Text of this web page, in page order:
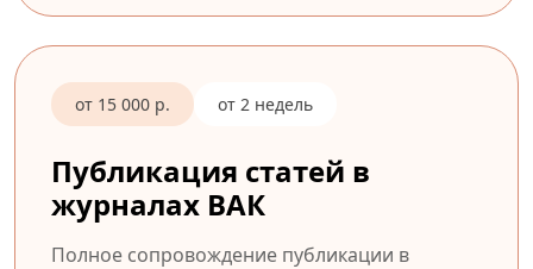
от 15 000 р. от 2 недель
Публикация статей в
журналах ВАК
Полное сопровождение публикации в